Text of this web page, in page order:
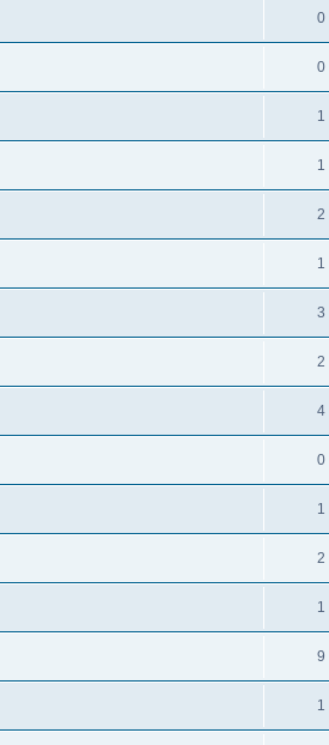
0
0
1
1
2
1
3
2
4
0
1
2
1
9
1